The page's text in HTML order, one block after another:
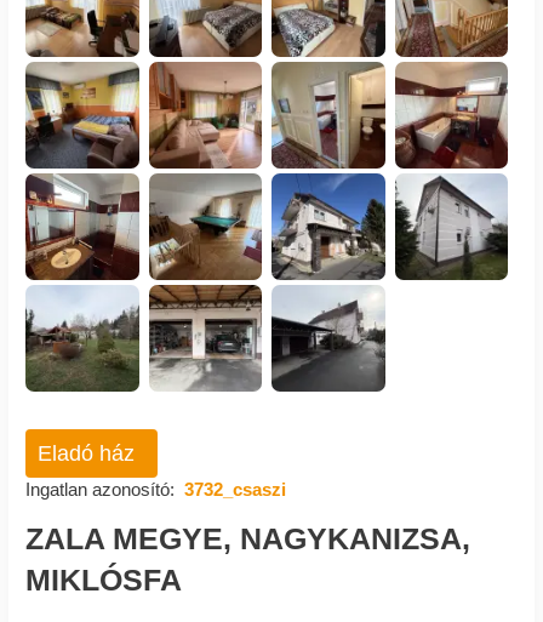
Eladó ház
Ingatlan azonosító: 3732_csaszi
ZALA MEGYE, NAGYKANIZSA,
MIKLÓSFA